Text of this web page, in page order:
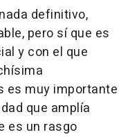
definitivo,
pero sí que es
y con el que
es muy importante
que amplía
es un rasgo